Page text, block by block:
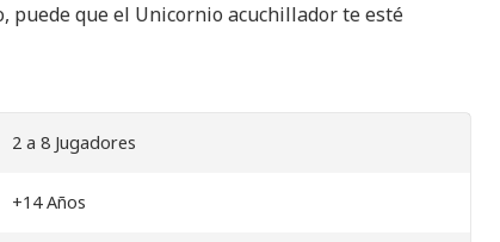
puede que el Unicornio acuchillador te esté
2 a 8 Jugadores
+14 Años